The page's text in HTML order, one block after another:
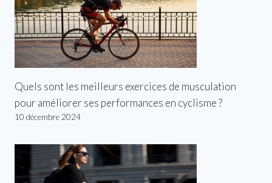
Quels sont les meilleurs exercices de musculation
pour améliorer ses performances en cyclisme ?
10 décembre 2024